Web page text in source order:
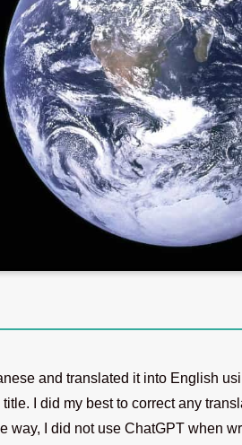
and translated it into English
I did my best to correct any
way, I did not use ChatGPT when